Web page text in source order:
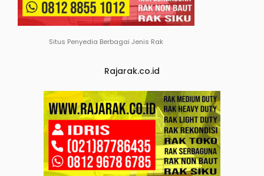
Situs Penyedia Berbagai Jenis Rak
Rajarak.co.id